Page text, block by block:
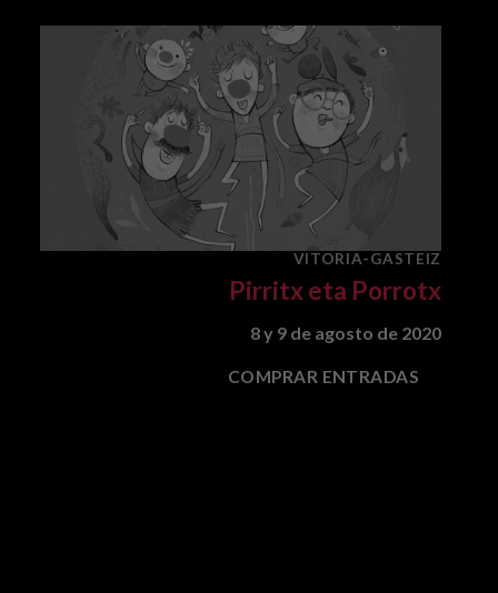
VITORIA-GASTEIZ
Pirritx eta Porrotx
8 y 9 de agosto de 2020
COMPRAR ENTRADAS